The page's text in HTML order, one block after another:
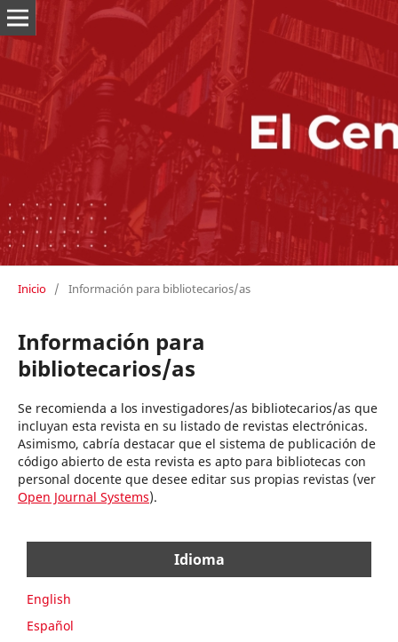
Inicio / Información para bibliotecarios/as
Información para
bibliotecarios/as
Se recomienda a los investigadores/as bibliotecarios/as que
incluyan esta revista en su listado de revistas electrónicas.
Asimismo, cabría destacar que el sistema de publicación de
código abierto de esta revista es apto para bibliotecas con
personal docente que desee editar sus propias revistas (ver
Open Journal Systems).
Idioma
English
Español